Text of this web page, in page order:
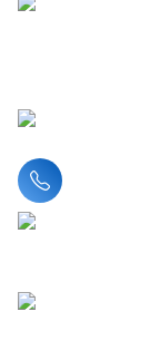
Liên hệ hotline